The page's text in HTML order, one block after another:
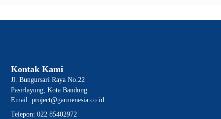
Kontak Kami
Jl. Bungursari Raya No.22
Pasirlayung, Kota Bandung
Email: project@garmenesia.co.id
Telepon: 022 85402972